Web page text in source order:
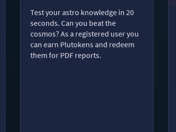
Test your astro knowledge in 20
seconds. Can you beat the
cosmos? As a registered user you
can earn Plutokens and redeem
them for PDF reports.